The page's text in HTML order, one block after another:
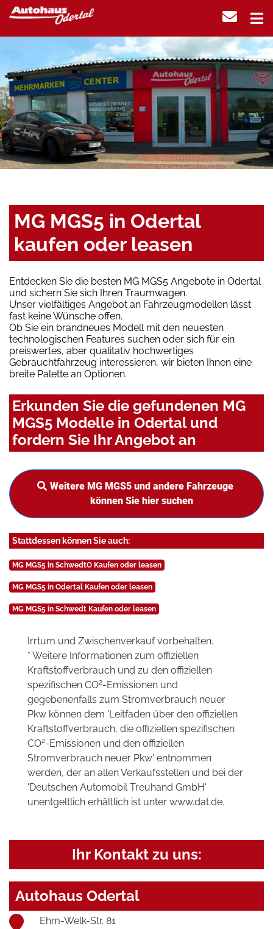
MG MGS5 in Odertal
kaufen oder leasen
Entdecken Sie die besten MG MGS5 Angebote in Odertal
und sichern Sie sich Ihren Traumwagen.
Unser vielfältiges Angebot an Fahrzeugmodellen lässt
fast keine Wünsche offen.
Ob Sie ein brandneues Modell mit den neuesten
technologischen Features suchen oder sich für ein
preiswertes, aber qualitativ hochwertiges
Gebrauchtfahrzeug interessieren, wir bieten Ihnen eine
breite Palette an Optionen.
Erkunden Sie die gefundenen MG
MGS5 Modelle in Odertal und
fordern Sie Ihr Angebot an
Weitere MG MGS5 und andere Fahrzeuge
können Sie hier suchen
Stattdessen können Sie auch:
MG MGS5 in SchwedtO Kaufen oder leasen
MG MGS5 in Odertal Kaufen oder leasen
MG MGS5 in Schwedt Kaufen oder leasen
Irrtum und Zwischenverkauf vorbehalten.
* Weitere Informationen zum offiziellen
Kraftstoffverbrauch und zu den offiziellen
spezifischen CO2-Emissionen und
gegebenenfalls zum Stromverbrauch neuer
Pkw können dem 'Leitfaden über den offiziellen
Kraftstoffverbrauch, die offiziellen spezifischen
CO2-Emissionen und den offiziellen
Stromverbrauch neuer Pkw' entnommen
werden, der an allen Verkaufsstellen und bei der
'Deutschen Automobil Treuhand GmbH'
unentgeltlich erhältlich ist unter www.dat.de.
Ihr Kontakt zu uns:
Autohaus Odertal
Ehm-Welk-Str. 81